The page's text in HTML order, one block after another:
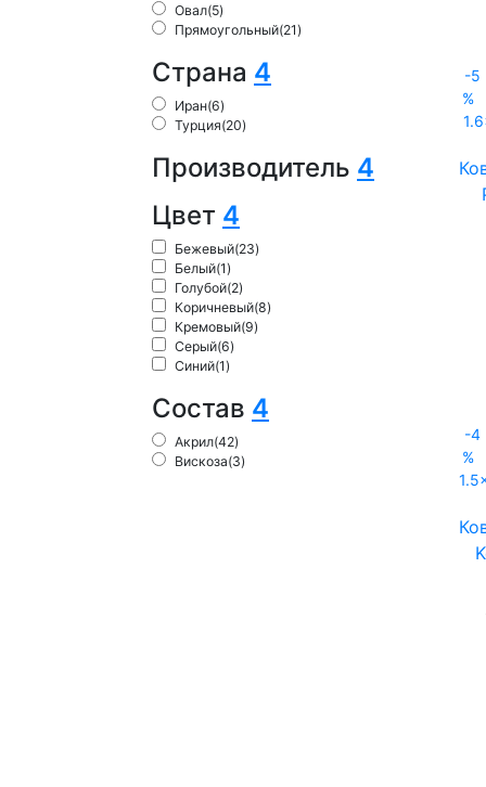
-5
%
-4
%
Овал(5)
Прямоугольный(21)
Страна 4
Иран(6)
Турция(20)
Производитель 4
Цвет 4
Бежевый(23)
Белый(1)
Голубой(2)
Коричневый(8)
Кремовый(9)
Серый(6)
Синий(1)
Состав 4
Акрил(42)
Вискоза(3)